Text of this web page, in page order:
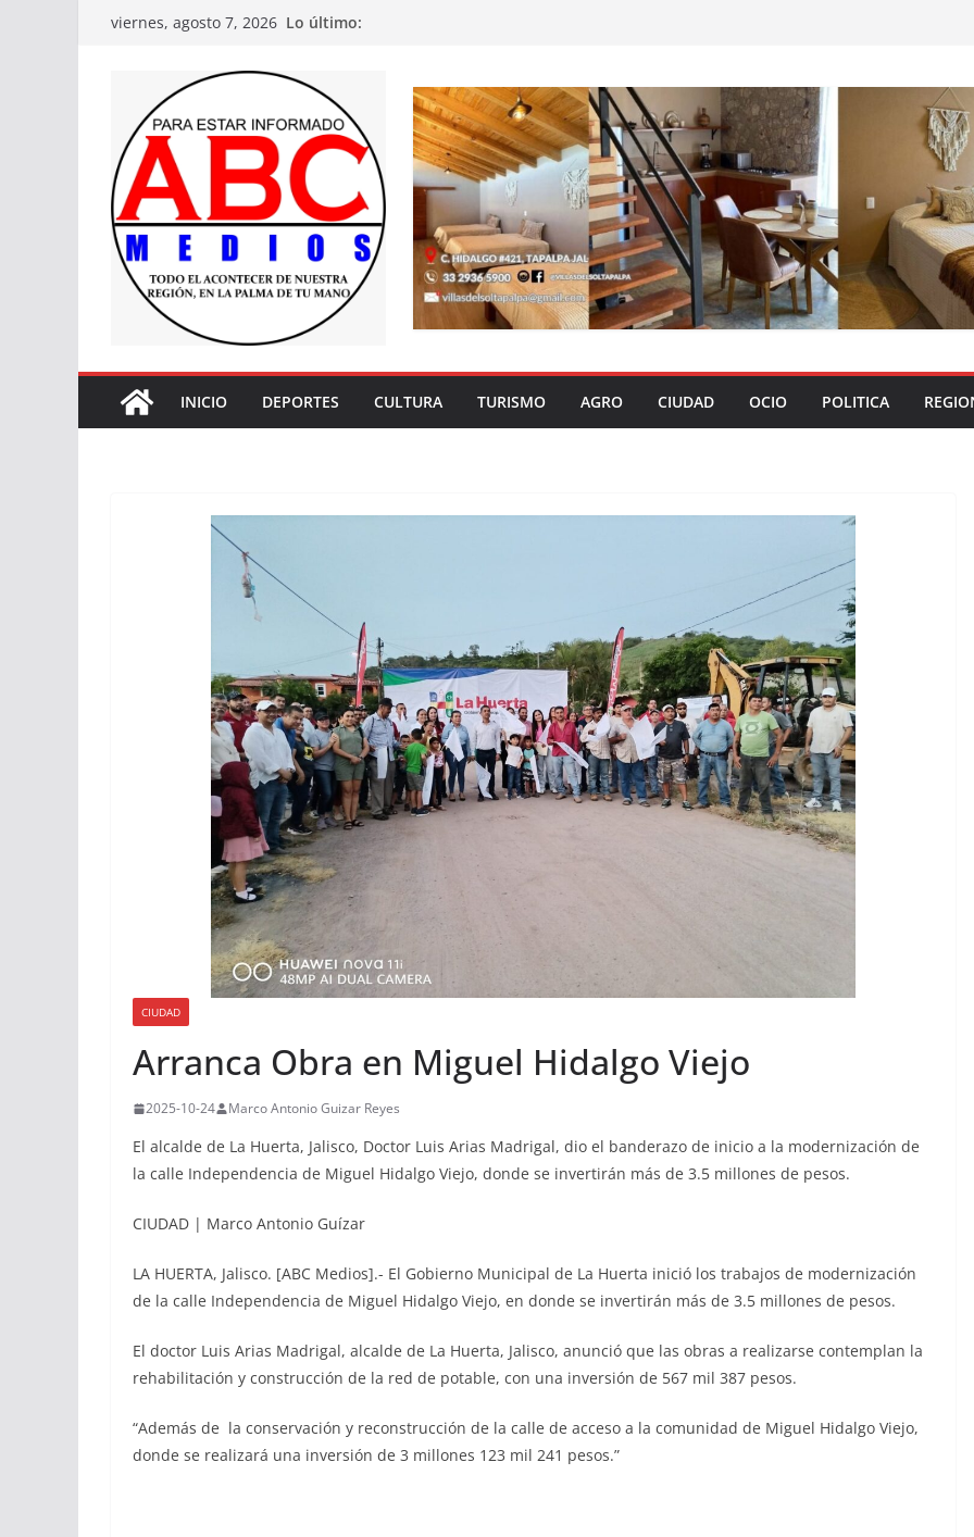
Saltarviernes, agosto 7, 2026 Lo último:
INICIO DEPORTES CULTURA TURISMO AGRO CIUDAD OCIO POLITICA
CIUDAD
Arranca Obra en Miguel Hidalgo Viejo
2025-10-24 Marco Antonio Guizar Reyes
El alcalde de La Huerta, Jalisco, Doctor Luis Arias Madrigal, dio el banderazo de inicio a la modernización de
la calle Independencia de Miguel Hidalgo Viejo, donde se invertirán más de 3.5 millones de pesos.
CIUDAD | Marco Antonio Guízar
LA HUERTA, Jalisco. [ABC Medios].- El Gobierno Municipal de La Huerta inició los trabajos de modernización
de la calle Independencia de Miguel Hidalgo Viejo, en donde se invertirán más de 3.5 millones de pesos.
El doctor Luis Arias Madrigal, alcalde de La Huerta, Jalisco, anunció que las obras a realizarse contemplan la
rehabilitación y construcción de la red de potable, con una inversión de 567 mil 387 pesos.
“Además de la conservación y reconstrucción de la calle de acceso a la comunidad de Miguel Hidalgo Viejo,
donde se realizará una inversión de 3 millones 123 mil 241 pesos.”